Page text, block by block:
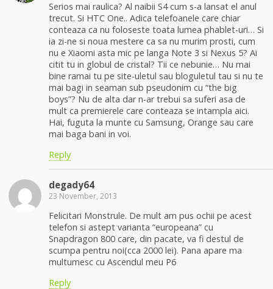
Serios mai raulica? Al naibii S4 cum s-a lansat el anul
trecut. Si HTC One.. Adica telefoanele care chiar
conteaza ca nu foloseste toata lumea phablet-uri… Si
ia zi-ne si noua mestere ca sa nu murim prosti, cum
nu e Xiaomi asta mic pe langa Note 3 si Nexus 5? Ai
citit tu in globul de cristal? Tii ce nebunie… Nu mai
bine ramai tu pe site-uletul sau bloguletul tau si nu te
mai bagi in seaman sub pseudonim cu “the big
boys”? Nu de alta dar n-ar trebui sa suferi asa de
mult ca premierele care conteaza se intampla aici.
Hai, fuguta la munte cu Samsung, Orange sau care
mai baga bani in voi.
Reply
degady64
23 November, 2013
Felicitari Monstrule. De mult am pus ochii pe acest
telefon si astept varianta “europeana” cu
Snapdragon 800 care, din pacate, va fi destul de
scumpa pentru noi(cca 2000 lei). Pana apare ma
multumesc cu Ascendul meu P6
Reply